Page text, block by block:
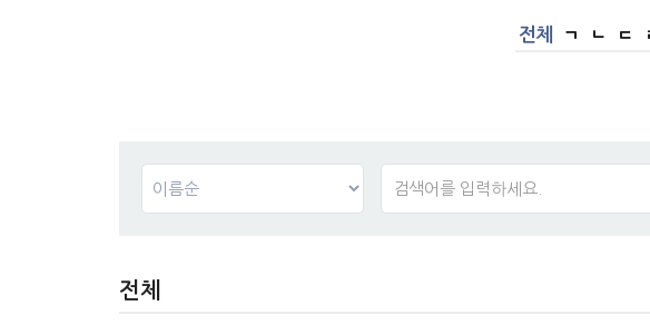
전체 ㄱ ㄴ ㄷ
전체